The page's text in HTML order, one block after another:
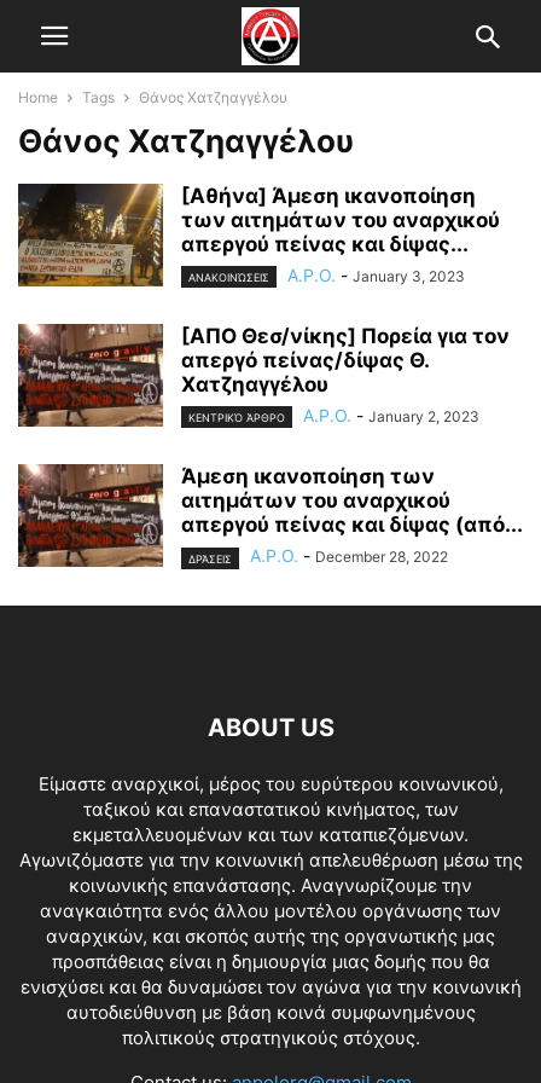
Home Tags Θάνος Χατζηαγγέλου
Θάνος Χατζηαγγέλου
[Αθήνα] Άμεση ικανοποίηση
των αιτημάτων του αναρχικού
απεργού πείνας και δίψας...
ΑΝΑΚΟΙΝΏΣΕΙΣ A.P.O. - January 3, 2023
[ΑΠΟ Θεσ/νίκης] Πορεία για τον
απεργό πείνας/δίψας Θ.
Χατζηαγγέλου
ΚΕΝΤΡΙΚΌ ΆΡΘΡΟ A.P.O. - January 2, 2023
Άμεση ικανοποίηση των
αιτημάτων του αναρχικού
απεργού πείνας και δίψας (από...
ΔΡΆΣΕΙΣ A.P.O. - December 28, 2022
ABOUT US
Είμαστε αναρχικοί, μέρος του ευρύτερου κοινωνικού,
ταξικού και επαναστατικού κινήματος, των
εκμεταλλευομένων και των καταπιεζόμενων.
Αγωνιζόμαστε για την κοινωνική απελευθέρωση μέσω της
κοινωνικής επανάστασης. Αναγνωρίζουμε την
αναγκαιότητα ενός άλλου μοντέλου οργάνωσης των
αναρχικών, και σκοπός αυτής της οργανωτικής μας
προσπάθειας είναι η δημιουργία μιας δομής που θα
ενισχύσει και θα δυναμώσει τον αγώνα για την κοινωνική
αυτοδιεύθυνση με βάση κοινά συμφωνημένους
πολιτικούς στρατηγικούς στόχους.